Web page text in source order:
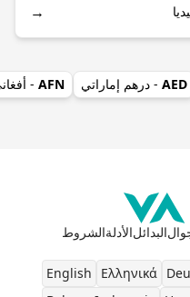
→
AED - درهم إماراتي AFN
-
البدائلالأدلةالشروط
Ελληνικά
English